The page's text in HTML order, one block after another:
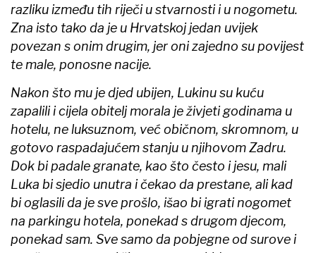
razliku između tih riječi u stvarnosti i u nogometu.
Zna isto tako da je u Hrvatskoj jedan uvijek
povezan s onim drugim, jer oni zajedno su povijest
te male, ponosne nacije.
Nakon što mu je djed ubijen, Lukinu su kuću
zapalili i cijela obitelj morala je živjeti godinama u
hotelu, ne luksuznom, već običnom, skromnom, u
gotovo raspadajućem stanju u njihovom Zadru.
Dok bi padale granate, kao što često i jesu, mali
Luka bi sjedio unutra i čekao da prestane, ali kad
bi oglasili da je sve prošlo, išao bi igrati nogomet
na parkingu hotela, ponekad s drugom djecom,
ponekad sam. Sve samo da pobjegne od surove i